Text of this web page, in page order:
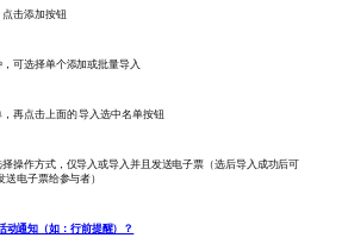
击添加按钮
可选择单个添加或批量导入
再点击上面的 导入选中名单按钮
操作方式，仅导入或导入并且发送电子票（选后导入成功后可
电子票给参与者）
通知（如：行前提醒）？